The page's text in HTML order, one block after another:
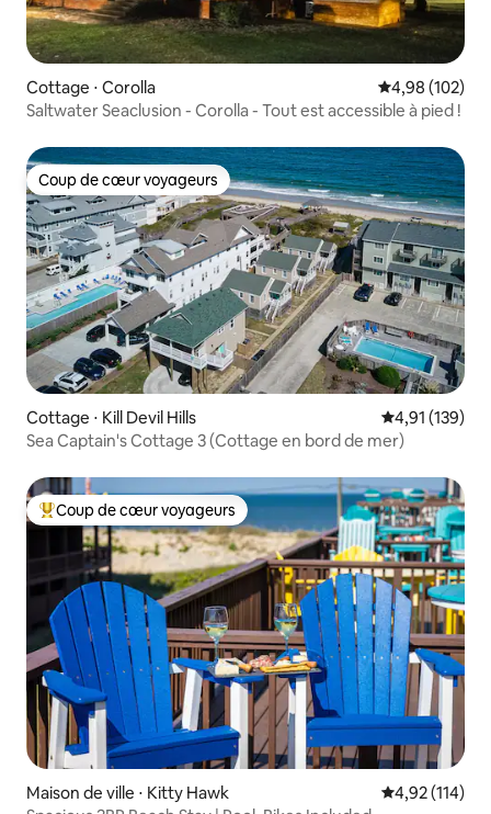
Cottage ⋅ Corolla Évaluation
4,98 (102)
Saltwater Seaclusion - Corolla - Tout est accessible à pied !
Coup de cœur voyageurs
Coup de cœur voyageurs
Cottage ⋅ Kill Devil Hills Évaluation
4,91 (139)
Sea Captain's Cottage 3 (Cottage en bord de mer)
Coups de cœur voyageurs les plus appréciés
Coup de cœur voyageurs
Maison de ville ⋅ Kitty Hawk Évaluation
4,92 (114)